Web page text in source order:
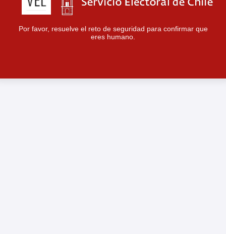
Por favor, resuelve el reto de seguridad para confirmar que
eres humano.